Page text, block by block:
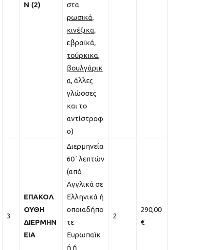
Ν (2)
στα
ρωσικά,
κινέζικα,
εβραϊκά,
τούρκικα,
βουλγάρικ
α, άλλες
γλώσσες
και το
αντίστροφ
ο)
3
ΕΠΑΚΟΛ
ΟΥΘΗ
ΔΙΕΡΜΗΝ
ΕΙΑ
Διερμηνεία
60΄ λεπτών
(από
Αγγλικά σε
Ελληνικά ή
οποιαδήπο
τε
Ευρωπαϊκ
ή ή
2
290,00
€